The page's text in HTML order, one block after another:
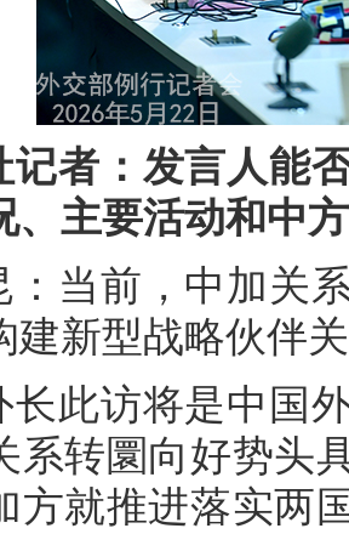
记者：发言人能
、主要活动和中
：当前，中加关
建新型战略伙伴
长此访将是中国
系转圜向好势头
方就推进落实两